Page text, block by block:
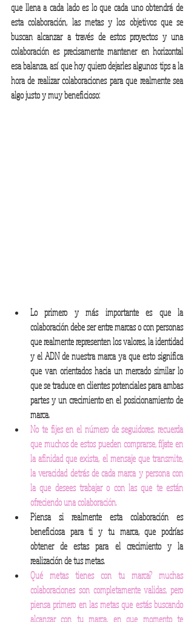
que llena a cada lado es lo que cada uno obtendrá de
esta colaboración, las metas y los objetivos que se
buscan alcanzar a través de estos proyectos y una
colaboración es precisamente mantener en horizontal
esa balanza, así que hoy quiero dejarles algunos tips a la
hora de realizar colaboraciones para que realmente sea
algo justo y muy beneficioso:
Lo primero y más importante es que la
colaboración debe ser entre marcas o con personas
que realmente representen los valores, la identidad
y el ADN de nuestra marca ya que esto significa
que van orientados hacia un mercado similar lo
que se traduce en clientes potenciales para ambas
partes y un crecimiento en el posicionamiento de
marca.
No te fijes en el número de seguidores, recuerda
que muchos de estos pueden comprarse, fíjate en
la afinidad que exista, el mensaje que transmite,
la veracidad detrás de cada marca y persona con
la que desees trabajar o con las que te están
ofreciendo una colaboración.
Piensa si realmente esta colaboración es
beneficiosa para ti y tu marca, que podrías
obtener de estas para el crecimiento y la
realización de tus metas.
Qué metas tienes con tu marca? muchas
colaboraciones son completamente validas, pero
piensa primero en las metas que estás buscando
alcanzar con tu marca, en que momento te